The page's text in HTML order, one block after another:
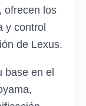
ofrecen los
y control
de Lexus.
base en el